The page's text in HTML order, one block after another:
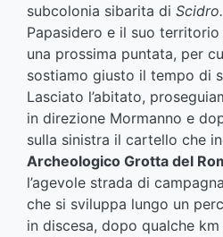
subcolonia sibarita di Scidro.
Papasidero e il suo
una prossima puntata, per
sostiamo giusto il tempo di
Lasciato l’abitato,
in direzione Mormanno e
sulla sinistra il cartello che
Archeologico Grotta del
l’agevole strada di
che si sviluppa lungo un
in discesa, dopo qualche